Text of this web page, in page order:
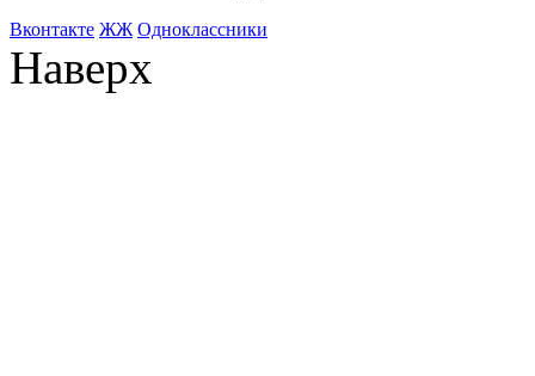
Bконтакте ЖЖ Одноклассники
Наверх